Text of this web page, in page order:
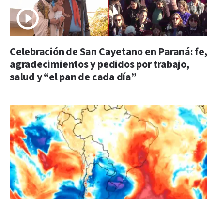
Celebración de San Cayetano en Paraná: fe,
agradecimientos y pedidos por trabajo,
salud y “el pan de cada día”